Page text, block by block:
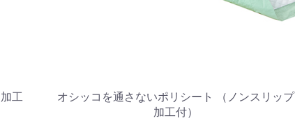
工
オシッコを通さないポリシート （ノンスリップ
加工付）